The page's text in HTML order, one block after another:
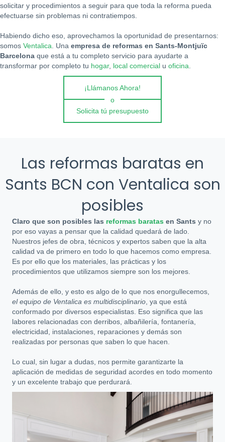
solicitar y procedimientos a seguir para que toda la reforma pueda
efectuarse sin problemas ni contratiempos.
Habiendo dicho eso, aprovechamos la oportunidad de presentarnos:
somos Ventalica . Una empresa de reformas en Sants-Montjuïc
Barcelona que está a tu completo servicio para ayudarte a
transformar por completo tu hogar, local comercial u oficina
¡Llámanos Ahora!
o
Solicita tú presupuesto
Las reformas baratas en
Sants BCN con Ventalica son
posibles
Claro que son posibles las reformas baratas en Sants y no
por eso vayas a pensar que la calidad quedará de lado.
Nuestros jefes de obra, técnicos y expertos saben que la alta
calidad va de primero en todo lo que hacemos como empresa.
Es por ello que los materiales, las prácticas y los
procedimientos que utilizamos siempre son los mejores.
Además de ello, y esto es algo de lo que nos enorgullecemos,
el equipo de Ventalica es multidisciplinario , ya que está
conformado por diversos especialistas. Eso significa que las
labores relacionadas con derribos, albañilería, fontanería,
electricidad, instalaciones, reparaciones y demás son
realizadas por personas que saben lo que hacen.
Lo cual, sin lugar a dudas, nos permite garantizarte la
aplicación de medidas de seguridad acordes en todo momento
y un excelente trabajo que perdurará.